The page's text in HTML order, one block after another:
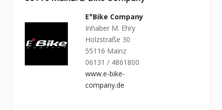
E°Bike Company
Inhaber M. Ehry
Holzstraße 30
55116 Mainz
06131 / 4861800
www.e-bike-
company.de